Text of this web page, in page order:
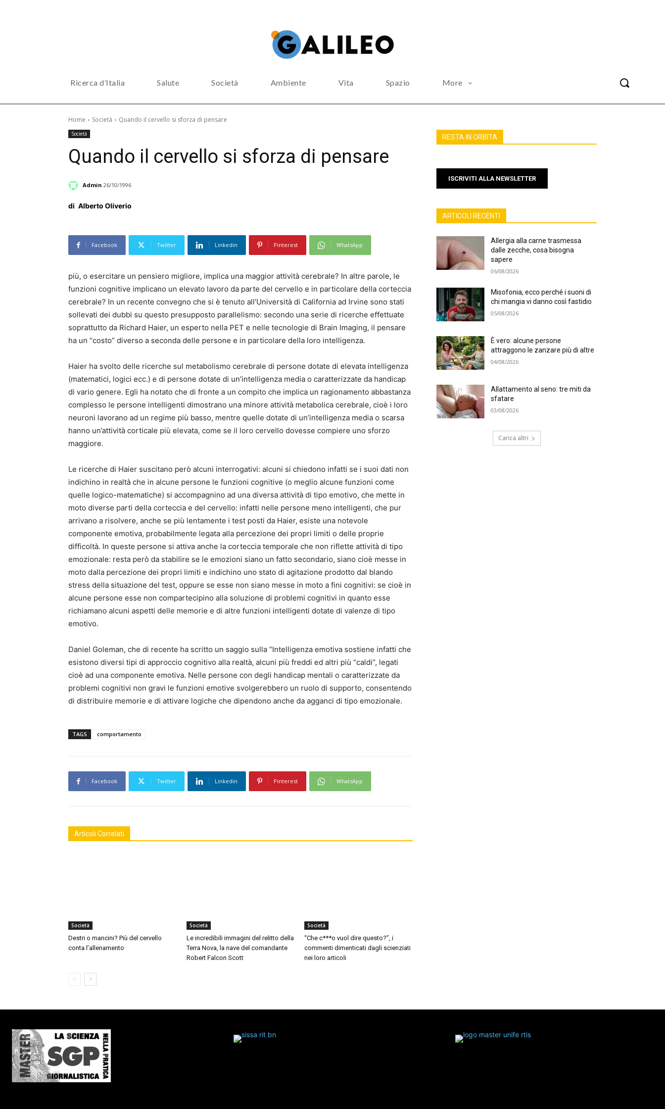
Ricerca d’Italia Salute Società Ambiente Vita Spazio More
Home Società Quando il cervello si sforza di pensare
Società
Quando il cervello si sforza di pensare
Admin 26/10/1996
di Alberto Oliverio
Facebook Twitter Linkedin Pinterest WhatsApp
più, o esercitare un pensiero migliore, implica una maggior attività cerebrale? In altre parole, le
funzioni cognitive implicano un elevato lavoro da parte del cervello e in particolare della corteccia
cerebrale? In un recente convegno che si è tenuto all’Università di California ad Irvine sono stati
sollevati dei dubbi su questo presupposto parallelismo: secondo una serie di ricerche effettuate
soprattutto da Richard Haier, un esperto nella PET e nelle tecnologie di Brain Imaging, il pensare
ha un “costo” diverso a seconda delle persone e in particolare della loro intelligenza.
Haier ha svolto delle ricerche sul metabolismo cerebrale di persone dotate di elevata intelligenza
(matematici, logici ecc.) e di persone dotate di un’intelligenza media o caratterizzate da handicap
di vario genere. Egli ha notato che di fronte a un compito che implica un ragionamento abbastanza
complesso le persone intelligenti dimostrano una minore attività metabolica cerebrale, cioè i loro
neuroni lavorano ad un regime più basso, mentre quelle dotate di un’intelligenza media o scarsa
hanno un’attività corticale più elevata, come se il loro cervello dovesse compiere uno sforzo
maggiore.
Le ricerche di Haier suscitano però alcuni interrogativi: alcuni si chiedono infatti se i suoi dati non
indichino in realtà che in alcune persone le funzioni cognitive (o meglio alcune funzioni come
quelle logico-matematiche) si accompagnino ad una diversa attività di tipo emotivo, che mette in
moto diverse parti della corteccia e del cervello: infatti nelle persone meno intelligenti, che pur
arrivano a risolvere, anche se più lentamente i test posti da Haier, esiste una notevole
componente emotiva, probabilmente legata alla percezione dei propri limiti o delle proprie
difficoltà. In queste persone si attiva anche la corteccia temporale che non riflette attività di tipo
emozionale: resta però da stabilire se le emozioni siano un fatto secondario, siano cioè messe in
moto dalla percezione dei propri limiti e indichino uno stato di agitazione prodotto dal blando
stress della situazione del test, oppure se esse non siano messe in moto a fini cognitivi: se cioè in
alcune persone esse non compartecipino alla soluzione di problemi cognitivi in quanto esse
richiamano alcuni aspetti delle memorie e di altre funzioni intelligenti dotate di valenze di tipo
emotivo.
Daniel Goleman, che di recente ha scritto un saggio sulla “Intelligenza emotiva sostiene infatti che
esistono diversi tipi di approccio cognitivo alla realtà, alcuni più freddi ed altri più “caldi”, legati
cioè ad una componente emotiva. Nelle persone con degli handicap mentali o caratterizzate da
problemi cognitivi non gravi le funzioni emotive svolgerebbero un ruolo di supporto, consentendo
di distribuire memorie e di attivare logiche che dipendono anche da agganci di tipo emozionale.
TAGS comportamento
Facebook Twitter Linkedin Pinterest WhatsApp
Articoli Correlati
Società
Destri o mancini? Più del cervello
conta l’allenamento
Società
Le incredibili immagini del relitto della
Terra Nova, la nave del comandante
Robert Falcon Scott
Società
“Che c***o vuol dire questo?”, i
commenti dimenticati dagli scienziati
nei loro articoli
RESTA IN ORBITA
ISCRIVITI ALLA NEWSLETTER
ARTICOLI RECENTI
Allergia alla carne trasmessa
dalle zecche, cosa bisogna
sapere
06/08/2026
Misofonia, ecco perché i suoni di
chi mangia vi danno così fastidio
05/08/2026
È vero: alcune persone
attraggono le zanzare più di altre
04/08/2026
Allattamento al seno: tre miti da
sfatare
03/08/2026
Carica altri